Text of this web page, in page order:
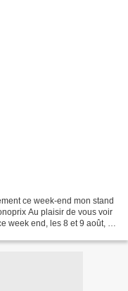
ce week-end mon stand
Au plaisir de vous voir
week end, les 8 et 9 août, à